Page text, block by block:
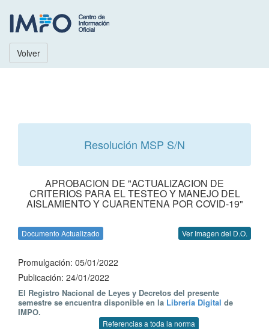
Volver
Resolución MSP S/N
APROBACION DE "ACTUALIZACION DE
CRITERIOS PARA EL TESTEO Y MANEJO DEL
AISLAMIENTO Y CUARENTENA POR COVID-19"
Documento Actualizado Ver Imagen del D.O.
Promulgación: 05/01/2022
Publicación: 24/01/2022
El Registro Nacional de Leyes y Decretos del presente
semestre se encuentra disponible en la Librería Digital de
IMPO.
Referencias a toda la norma